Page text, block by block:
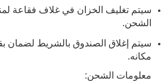
سيتم تغليف الخزان في غلاف فقاعة
الشحن.
سيتم إغلاق الصندوق بالشريط لضمان
مكانه.
معلومات الشحن: